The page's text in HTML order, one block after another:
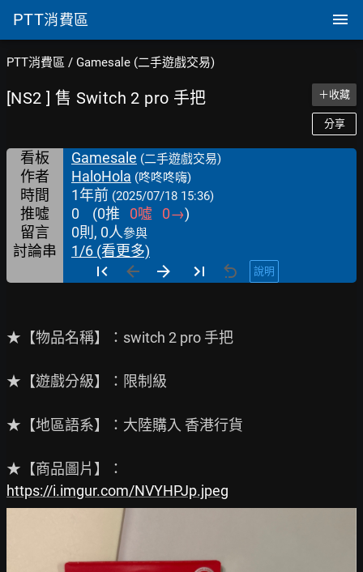
PTT消費區
PTT消費區 / Gamesale (二手遊戲交易)
[NS2 ] 售 Switch 2 pro 手把 ＋收藏
分享
看板 Gamesale (二手遊戲交易)
作者 HaloHola (咚咚咚嗨)
時間 1年前 (2025/07/18 15:36)
推噓 0 (0推 0噓 0→)
留言
0則, 0人參與
討論串 1/6 (看更多)
說明
★【物品名稱】：switch 2 pro 手把
★【遊戲分級】：限制級
★【地區語系】：大陸購入 香港行貨
https://i.imgur.com/NVYHPJp.jpeg